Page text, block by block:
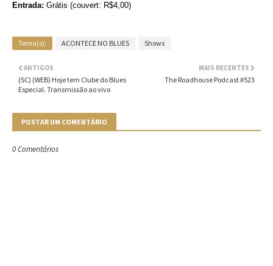
Entrada: Grátis (couvert: R$4,00)
Tema(s): ACONTECE NO BLUES Shows
MAIS RECENTES
The Roadhouse Podcast #523
ANTIGOS
(SC) (WEB) Hoje tem Clube do Blues
Especial. Transmissão ao vivo
POSTAR UM COMENTÁRIO
0 Comentários